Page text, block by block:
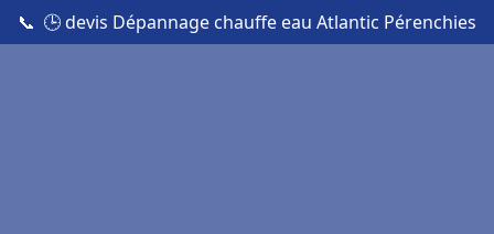
📞 🕒 devis Dépannage chauffe eau Atlantic Pérenchies